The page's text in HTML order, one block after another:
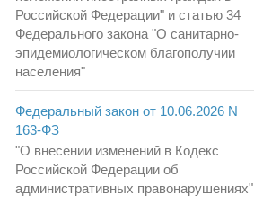
Российской Федерации" и статью 34
Федерального закона "О санитарно-
эпидемиологическом благополучии
населения"
Федеральный закон от 10.06.2026 N
163-ФЗ
"О внесении изменений в Кодекс
Российской Федерации об
административных правонарушениях"